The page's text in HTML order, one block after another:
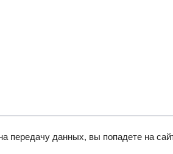
передачу данных, вы попадете на